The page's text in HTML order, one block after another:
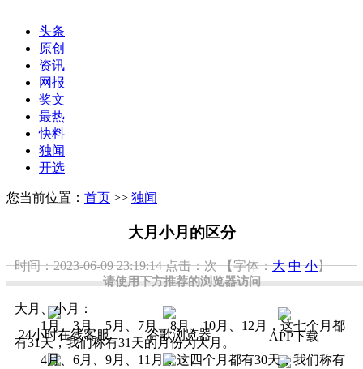
请使用下方推荐的浏览器访问
24小时在线客服 谷歌浏览器 APP下载
头条
原创
资讯
网报
奖文
最热
快料
独闻
开选
您当前位置： 首页 >> 独闻
大月小月的区分
时间：2023-06-09 23:19:14点击：次 【字体：大 中 小】
大月、小月：
1月、3月、5月、7月、8月、10月、12月，这七个月都
有31天，我们称有31天的月份为大月。
4月、6月、9月、11月，这四个月都有30天，我们称有